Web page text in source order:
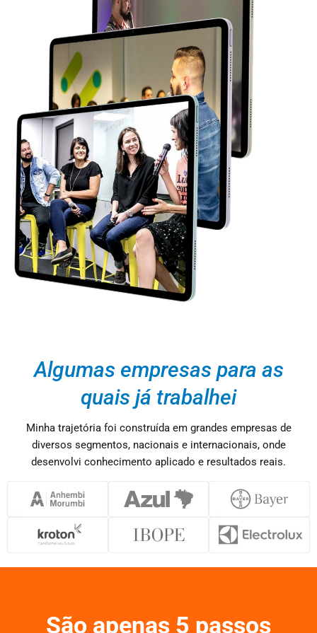
Algumas empresas para as
quais já trabalhei
Minha trajetória foi construída em grandes empresas de
diversos segmentos, nacionais e internacionais, onde
desenvolvi conhecimento aplicado e resultados reais.
São apenas 5 passos